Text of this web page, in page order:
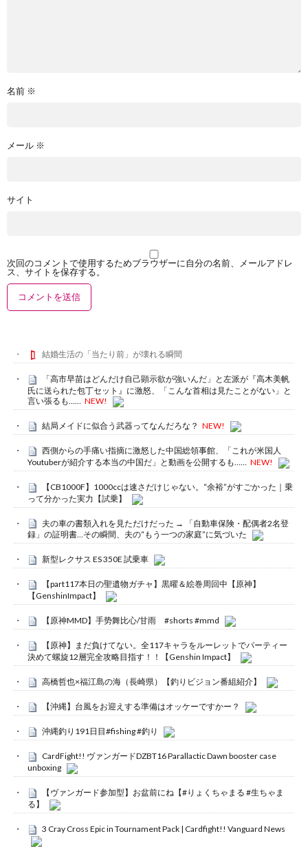
名前 ※
メール ※
サイト
次回のコメントで使用するためブラウザーに自分の名前、メールアドレ
ス、サイトを保存する。
結婚生活の「当たり前」が壊れる瞬間
「高市早苗はどんだけ自己顕示欲が強いんだ」と左派が『高木美帆
氏に送られた包丁セット』に激怒、「こんな首相は見たことがない」と
言い張るも……
NEW!
結局メイドに似合う武器ってなんだろな？ NEW!
西側からの手痛い指摘に激怒した中国総領事館、「これが米国人
Youtuberが紹介する本当の中国だ」と動画を公開するも……
NEW!
【CB1000F】1000ccは速さだけじゃない。“余裕”がすごかった｜乗
って分かった実力【試乗】
夫の車の書類入れを見ただけだった → 「自動車保険・配偶者2名登
録」の証明書…その瞬間、夫の“もう一つの家庭”に気づいた
新型レクサス ES 350E 試乗車
【part117本日の聖遺物ガチャ】黒曜＆絵巻周回中【原神】
【GenshinImpact】
【原神MMD】手势舞比心/甘雨 #shorts #mmd
【原神】まだ負けてない。全117キャラをルーレットでパーティー
決めて螺旋12層完全攻略目指す！！【Genshin Impact】
高橋哲也×福江島の海（長崎県）【釣りビジョン番組紹介】
【沖縄】台風をお迎えする準備はオッケーですかー？
沖縄釣り191日目#fishing #釣り
CardFight!! ヴァンガードDZBT16 Parallactic Dawn booster case
unboxing
【ヴァンガード参加型】お盆前にね【#りょくちゃまる #生ちゃま
る】
3 Cray Cross Epic in Tournament Pack | Cardfight!! Vanguard News